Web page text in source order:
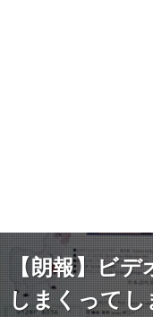
【朗報】ビ
しまくって